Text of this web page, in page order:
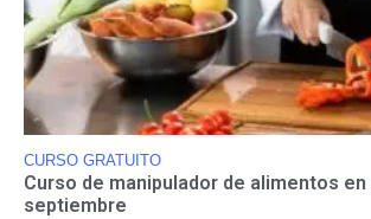
CURSO GRATUITO
Curso de manipulador de alimentos
septiembre